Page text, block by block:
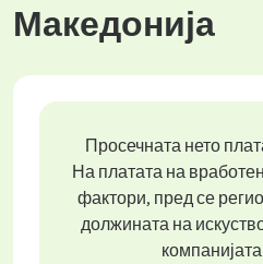
Македонија
Просечната нето
На платата на
фактори, пред се
должината на